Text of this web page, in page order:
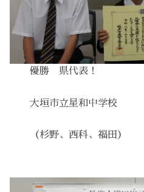
優勝 県代表！
大垣市立星和中学校
（杉野、西科、福田）